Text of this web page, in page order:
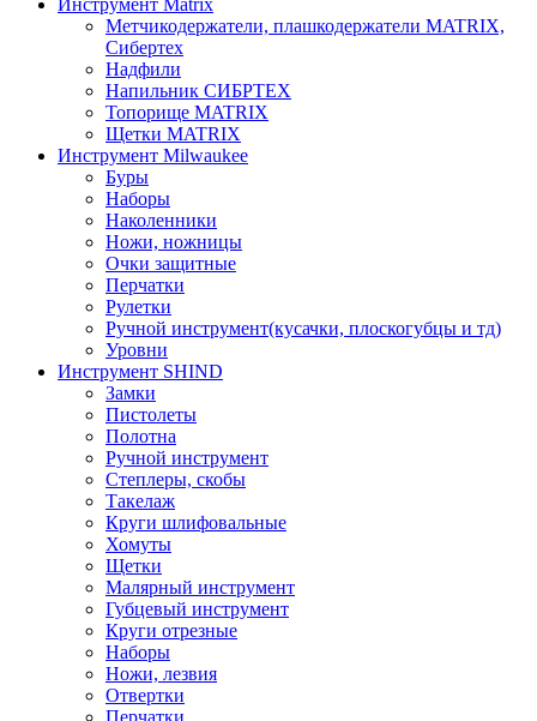
Инструмент Matrix
Метчикодержатели, плашкодержатели MATRIX,
Сибертех
Надфили
Напильник СИБРТЕХ
Топорище MATRIX
Щетки MATRIX
Инструмент Milwaukee
Буры
Наборы
Наколенники
Ножи, ножницы
Очки защитные
Перчатки
Рулетки
Ручной инструмент(кусачки, плоскогубцы и тд)
Уровни
Инструмент SHIND
Замки
Пистолеты
Полотна
Ручной инструмент
Степлеры, скобы
Такелаж
Круги шлифовальные
Хомуты
Щетки
Малярный инструмент
Губцевый инструмент
Круги отрезные
Наборы
Ножи, лезвия
Отвертки
Перчатки